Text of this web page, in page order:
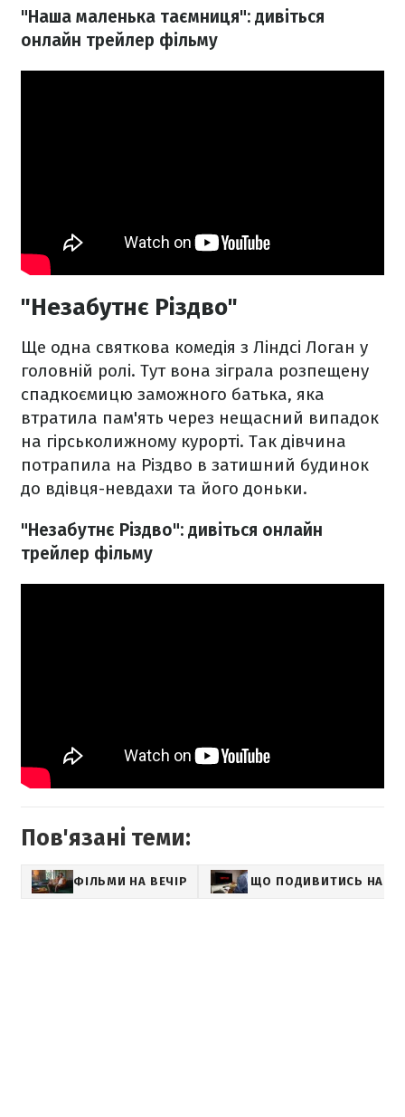
"Наша маленька таємниця": дивіться
онлайн трейлер фільму
"Незабутнє Різдво"
Ще одна святкова комедія з Ліндсі Логан у
головній ролі. Тут вона зіграла розпещену
спадкоємицю заможного батька, яка
втратила пам'ять через нещасний випадок
на гірськолижному курорті. Так дівчина
потрапила на Різдво в затишний будинок
до вдівця-невдахи та його доньки.
"Незабутнє Різдво": дивіться онлайн
трейлер фільму
Пов'язані теми:
ФІЛЬМИ НА ВЕЧІР ЩО ПОДИВИТИСЬ НА